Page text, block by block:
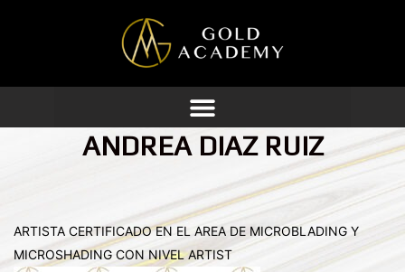
contenido
ANDREA DIAZ RUIZ
ARTISTA CERTIFICADO EN EL AREA DE MICROBLADING Y
MICROSHADING CON NIVEL ARTIST